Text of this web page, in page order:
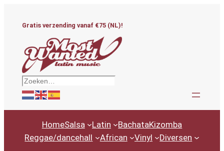
Gratis verzending vanaf €75 (NL)!
Zoeken
HomeSalsa Latin BachataKizomba
Reggae/dancehall
African Vinyl Diversen